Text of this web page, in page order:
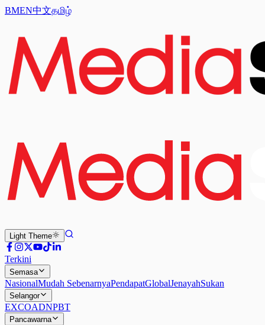
BMEN中文தமிழ்
Light Theme
Terkini
Semasa
NasionalMudah SebenarnyaPendapatGlobalJenayahSukan
Selangor
EXCOADNPBT
Pancawarna